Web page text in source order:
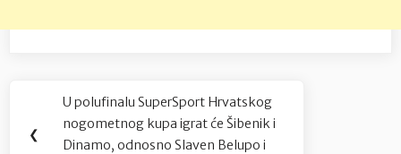
Navigacija
objava
❮
Previous
Post:
U polufinalu SuperSport Hrvatskog
nogometnog kupa igrat će Šibenik i
Dinamo, odnosno Slaven Belupo i